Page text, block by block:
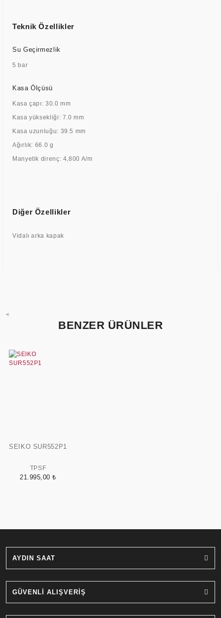
Teknik Özellikler
Su Geçirmezlik
5 bar
Kasa Ölçüsü
Kasa çapı: 30.0 mm
Kasa yüksekliği: 7.0 mm
Kasa uzunluğu: 39.5 mm
Ağırlık: 66.0 g
Manyetik direnç: 4,800 A/m
Diğer Özellikler
Vidalı arka kapak
<
BENZER ÜRÜNLER
SEIKO SUR552P1
TPSF
21.995,00 ₺
AYDIN SAAT
GÜVENLİ ALIŞVERİŞ